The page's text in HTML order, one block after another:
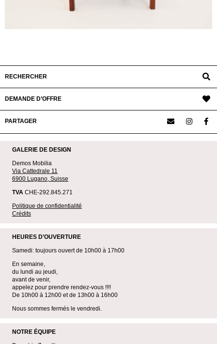
RECHERCHER
DEMANDE D’OFFRE
PARTAGER
GALERIE DE DESIGN
Demos Mobilia
Via Cattedrale 11
6900 Lugano, Suisse
TVA CHE-292.845.271
Politique de confidentialité
Crédits
HEURES D’OUVERTURE
Samedi: toujours ouvert de 10h00 à 17h00
En semaine,
du lundi au jeudi,
avant de venir,
appelez pour prendre rendez-vous !!!!
De 10h00 à 12h00 et de 13h00 à 16h00
Nous sommes fermés le vendredi.
NOTRE ÉQUIPE